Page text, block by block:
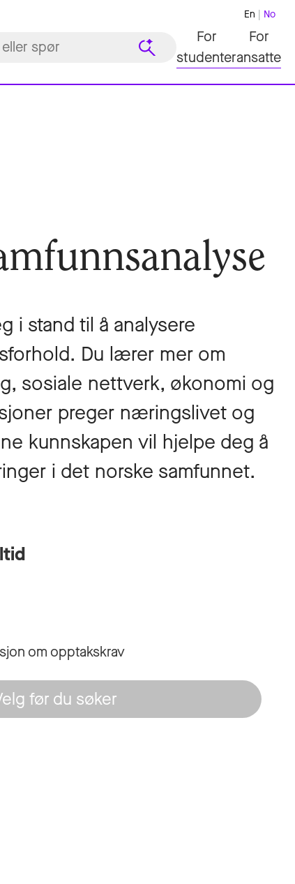
En No
For
studenter
For
ansatte
i stand til å analysere
Du lærer mer om
sosiale nettverk, økonomi og
preger næringslivet og
kunnskapen vil hjelpe deg å
i det norske samfunnet.
om opptakskrav
før du søker